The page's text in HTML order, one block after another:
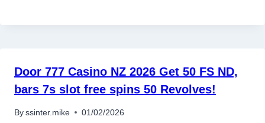
Door 777 Casino NZ 2026 Get 50 FS ND,
bars 7s slot free spins 50 Revolves!
By ssinter.mike 01/02/2026